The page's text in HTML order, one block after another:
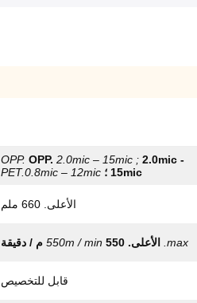
OPP. OPP. 2.0mic – 15mic ; 2.0mic -
15mic ؛
PET.0.8mic – 12mic
الأعلى. 660 ملم
max. الأعلى. 550m / min 550 م / دقيقة
قابل للتخصيص